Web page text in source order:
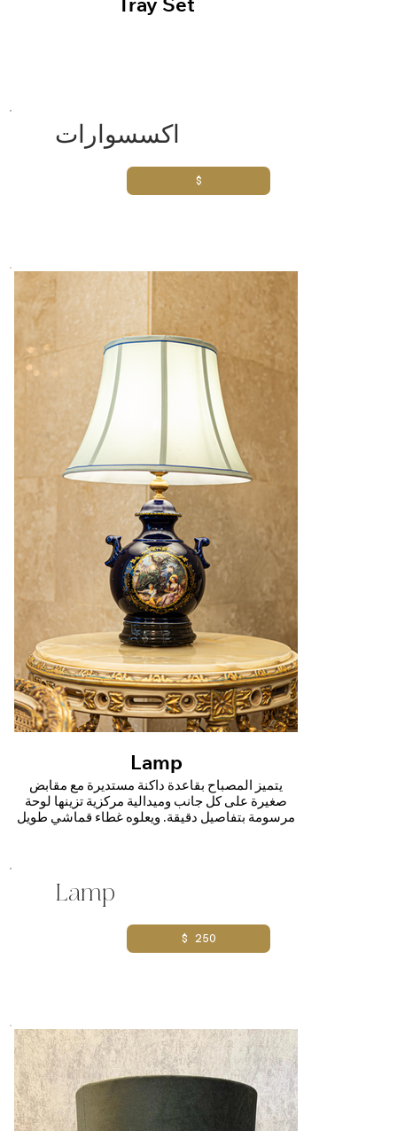
اكسسوارات
$
Tray Set
Lamp
$ 250
Lamp
يتميز المصباح بقاعدة داكنة مستديرة مع مقابض
صغيرة على كل جانب وميدالية مركزية تزينها لوحة
مرسومة بتفاصيل دقيقة. ويعلوه غطاء قماشي طويل